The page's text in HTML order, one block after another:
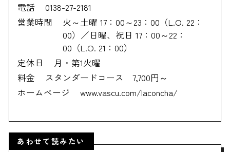
電話
0138-27-2181
営業時間
火～土曜 17：00～23：00（L.O. 22：
00）／日曜、祝日 17：00～22：
00（L.O. 21：00）
定休日
月・第1火曜
料金
スタンダードコース 7,700円～
ホームページ
www.vascu.com/laconcha/
あわせて読みたい